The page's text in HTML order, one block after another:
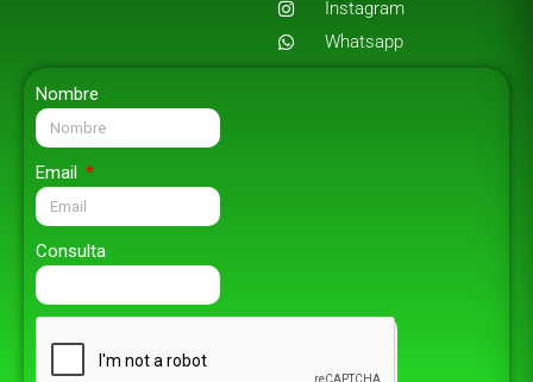
Instagram
Whatsapp
Nombre
Email
Consulta